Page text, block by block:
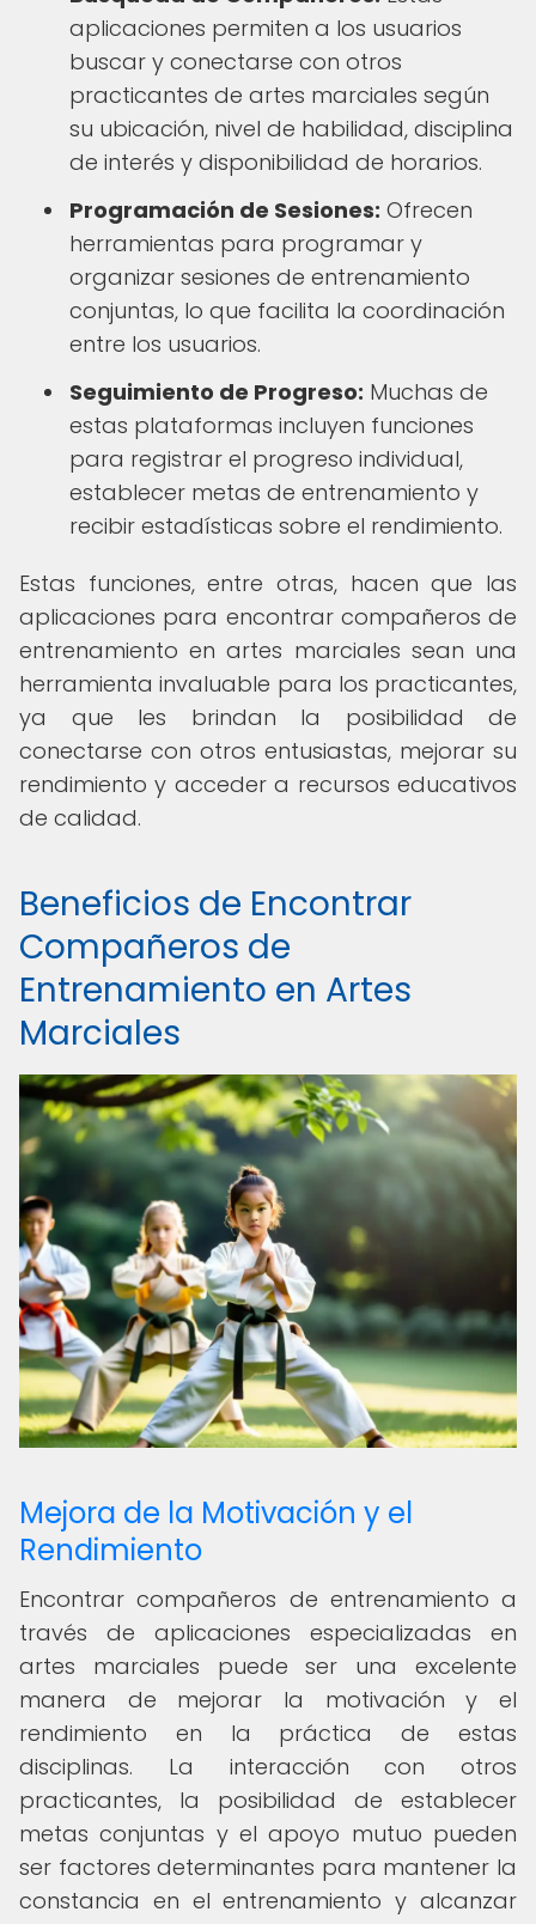
aplicaciones permiten a los usuarios
buscar y conectarse con otros
practicantes de artes marciales según
su ubicación, nivel de habilidad, disciplina
de interés y disponibilidad de horarios.
Programación de Sesiones: Ofrecen
herramientas para programar y
organizar sesiones de entrenamiento
conjuntas, lo que facilita la coordinación
entre los usuarios.
Seguimiento de Progreso: Muchas de
estas plataformas incluyen funciones
para registrar el progreso individual,
establecer metas de entrenamiento y
recibir estadísticas sobre el rendimiento.
Estas funciones, entre otras, hacen que las
aplicaciones para encontrar compañeros de
entrenamiento en artes marciales sean una
herramienta invaluable para los practicantes,
ya que les brindan la posibilidad de
conectarse con otros entusiastas, mejorar su
rendimiento y acceder a recursos educativos
de calidad.
Beneficios de Encontrar
Compañeros de
Entrenamiento en Artes
Marciales
Mejora de la Motivación y el
Rendimiento
Encontrar compañeros de entrenamiento a
través de aplicaciones especializadas en
artes marciales puede ser una excelente
manera de mejorar la motivación y el
rendimiento en la práctica de estas
disciplinas. La interacción con otros
practicantes, la posibilidad de establecer
metas conjuntas y el apoyo mutuo pueden
ser factores determinantes para mantener la
constancia en el entrenamiento y alcanzar